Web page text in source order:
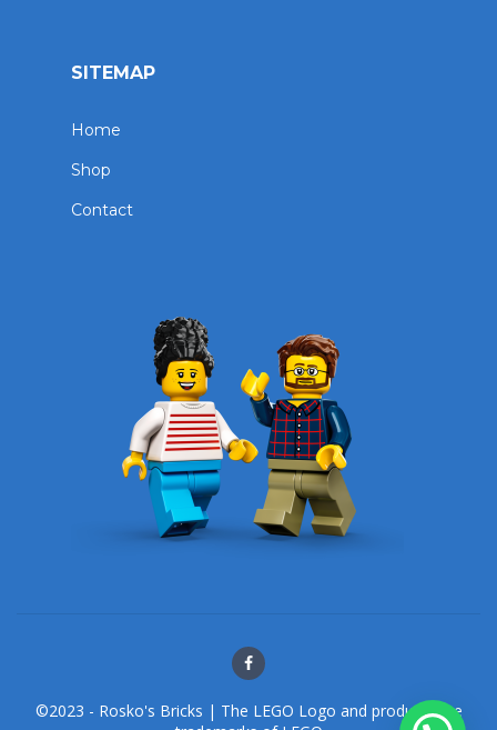
SITEMAP
Home
Shop
Contact
©2023 - Rosko's Bricks | The LEGO Logo and products are